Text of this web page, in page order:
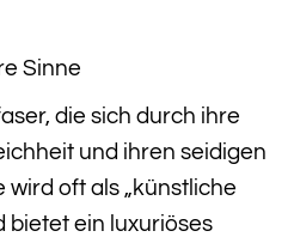
Sinne
die sich durch ihre
und ihren seidigen
wird oft als „künstliche
bietet ein luxuriöses